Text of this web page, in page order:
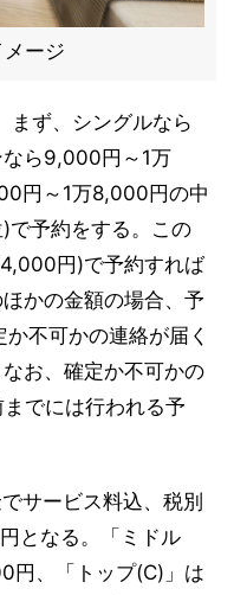
ージ
まず、シングルなら
ら9,000円～1万
円～1万8,000円の中
で予約をする。この
円)で予約すれば
かの金額の場合、予
不可かの連絡が届く
お、確定か不可かの
でには行われる予
サービス料込、税別
となる。「ミドル
円、「トップ(C)」は